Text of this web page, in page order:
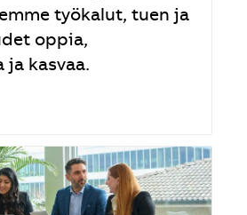
työkalut, tuen ja
oppia,
kasvaa.